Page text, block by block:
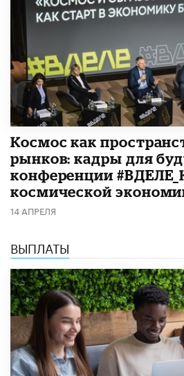
Космос как
рынков: кадры для
конференции
космической
14 АПРЕЛЯ
ВЫПЛАТЫ